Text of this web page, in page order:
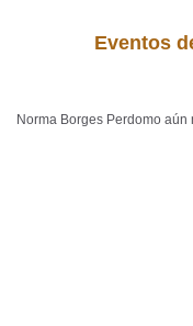
Eventos
Norma Borges Perdomo